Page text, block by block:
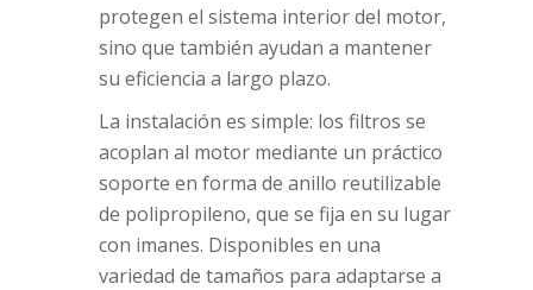
protegen el sistema interior del motor,
sino que también ayudan a mantener
su eficiencia a largo plazo.
La instalación es simple: los filtros se
acoplan al motor mediante un práctico
soporte en forma de anillo reutilizable
de polipropileno, que se fija en su lugar
con imanes. Disponibles en una
variedad de tamaños para adaptarse a